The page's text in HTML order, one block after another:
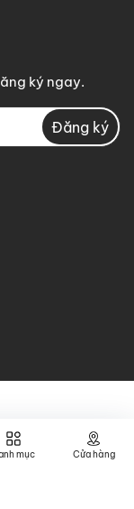
ký ngay.
Đăng ký
mục Cửa hàng